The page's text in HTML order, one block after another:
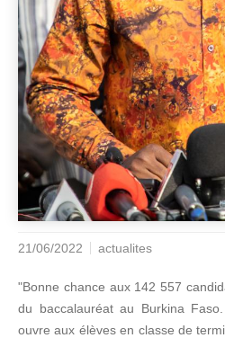
21/06/2022 actualites
"Bonne chance aux 142 557
du baccalauréat au Burkina
ouvre aux élèves en classe de